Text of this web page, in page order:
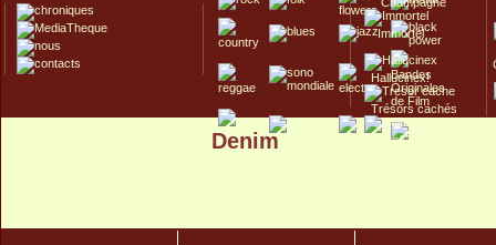
Immortel
Hallucinex!
Trésors cachés
Culte/Collector
Denim